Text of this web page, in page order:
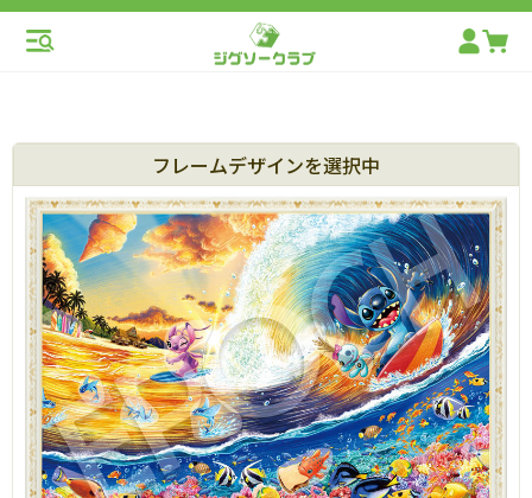
フレームデザインを選択中